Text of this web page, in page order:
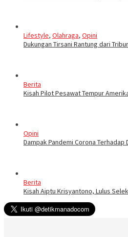
Lifestyle, Olahraga, Opini
Dukungan Tirsani Rantung dari
Berita
Kisah Pilot Pesawat Tempur
Opini
Dampak Pandemi Corona Terhadap
Berita
Kisah Aiptu Krisyantono, Lulus